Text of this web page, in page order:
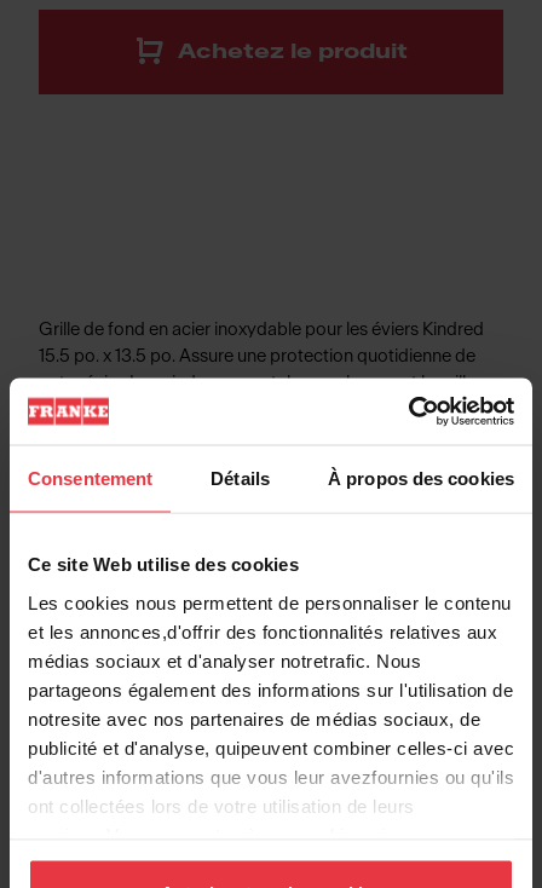
Consentement Détails À propos des cookies
Ce site Web utilise des cookies
Les cookies nous permettent de personnaliser le contenu
et les annonces,d'offrir des fonctionnalités relatives aux
médias sociaux et d'analyser notretrafic. Nous
partageons également des informations sur l'utilisation de
notresite avec nos partenaires de médias sociaux, de
publicité et d'analyse, quipeuvent combiner celles-ci avec
d'autres informations que vous leur avezfournies ou qu'ils
ont collectées lors de votre utilisation de leurs
continuez à utiliser notre site Web.
Achetez le produit
Grille de fond en acier inoxydable pour les éviers Kindred
15.5 po. x 13.5 po. Assure une protection quotidienne de
votre évier. Les pieds en caoutchouc rehaussent la grille
par rapport au fond de l’évier et assurent ainsi une
Informations produits
Information produit